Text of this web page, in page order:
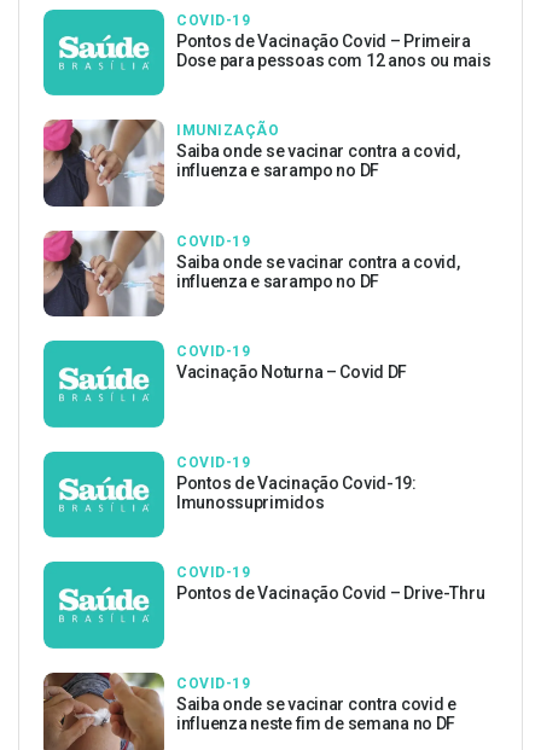
COVID-19
Pontos de Vacinação Covid – Primeira
Dose para pessoas com 12 anos ou mais
IMUNIZAÇÃO
Saiba onde se vacinar contra a covid,
influenza e sarampo no DF
COVID-19
Saiba onde se vacinar contra a covid,
influenza e sarampo no DF
COVID-19
Vacinação Noturna – Covid DF
COVID-19
Pontos de Vacinação Covid-19:
Imunossuprimidos
COVID-19
Pontos de Vacinação Covid – Drive-Thru
COVID-19
Saiba onde se vacinar contra covid e
influenza neste fim de semana no DF